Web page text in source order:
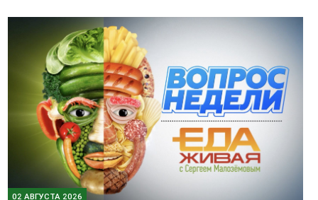
02 АВГУСТА 2026